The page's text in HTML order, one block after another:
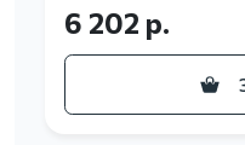
6 202 р.